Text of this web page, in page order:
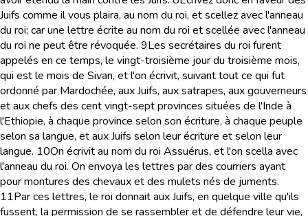
Juifs comme il vous plaira, au nom du roi, et scellez avec l'anneau
du roi; car une lettre écrite au nom du roi et scellée avec l'anneau
du roi ne peut être révoquée. 9Les secrétaires du roi furent
appelés en ce temps, le vingt-troisième jour du troisième mois,
qui est le mois de Sivan, et l'on écrivit, suivant tout ce qui fut
ordonné par Mardochée, aux Juifs, aux satrapes, aux gouverneurs
et aux chefs des cent vingt-sept provinces situées de l'Inde à
l'Ethiopie, à chaque province selon son écriture, à chaque peuple
selon sa langue, et aux Juifs selon leur écriture et selon leur
langue. 10On écrivit au nom du roi Assuérus, et l'on scella avec
l'anneau du roi. On envoya les lettres par des courriers ayant
pour montures des chevaux et des mulets nés de juments.
11Par ces lettres, le roi donnait aux Juifs, en quelque ville qu'ils
fussent, la permission de se rassembler et de défendre leur vie,